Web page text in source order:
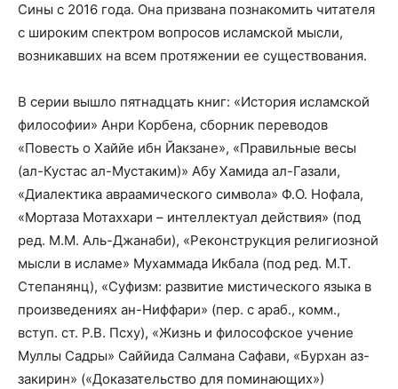
Сины с 2016 года. Она призвана познакомить читателя
с широким спектром вопросов исламской мысли,
возникавших на всем протяжении ее существования.
В серии вышло пятнадцать книг: «История исламской
философии» Анри Корбена, сборник переводов
«Повесть о Хаййе ибн Йакзане», «Правильные весы
(ал-Кустас ал-Мустаким)» Абу Хамида ал-Газали,
«Диалектика авраамического символа» Ф.О. Нофала,
«Мортаза Мотаххари – интеллектуал действия» (под
ред. М.М. Аль-Джанаби), «Реконструкция религиозной
мысли в исламе» Мухаммада Икбала (под ред. М.Т.
Степанянц), «Суфизм: развитие мистического языка в
произведениях ан-Ниффари» (пер. с араб., комм.,
вступ. ст. Р.В. Псху), «Жизнь и философское учение
Муллы Садры» Саййида Салмана Сафави, «Бурхан аз-
закирин» («Доказательство для поминающих»)